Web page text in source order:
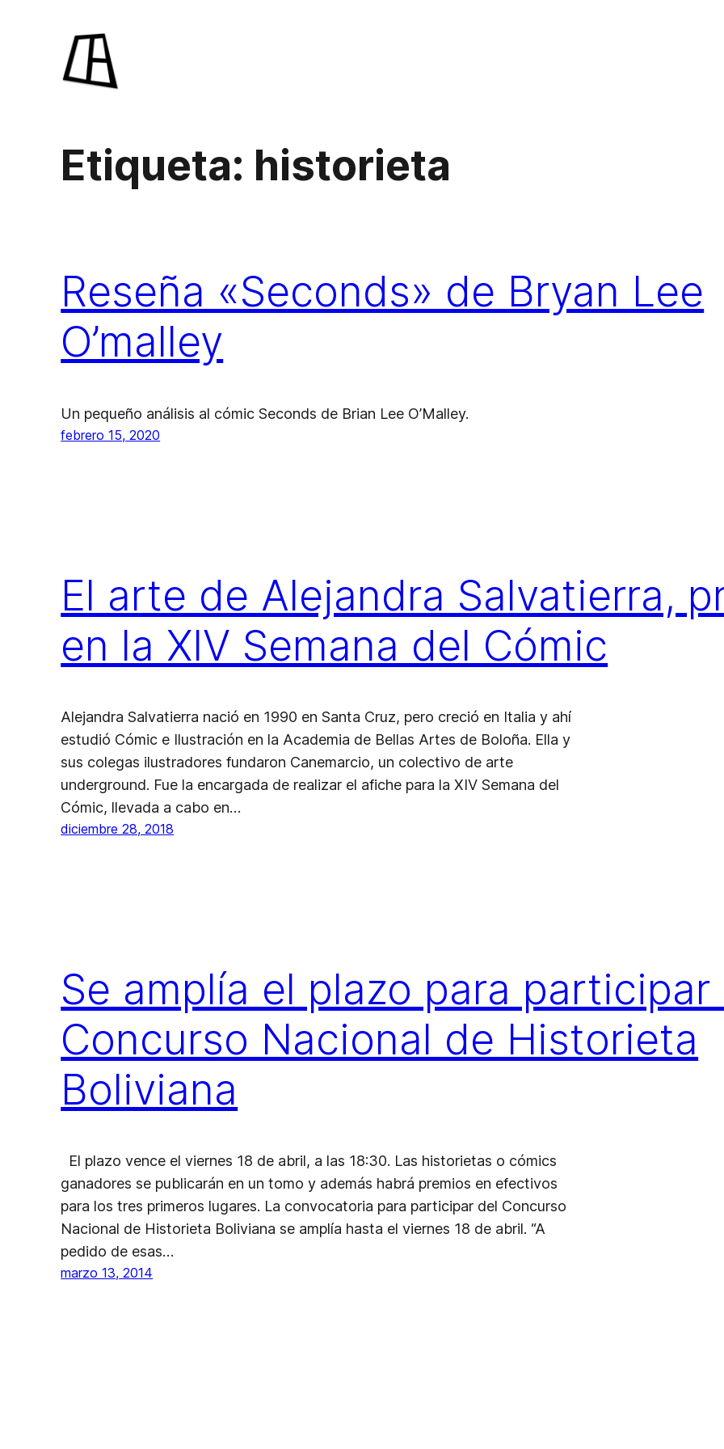
contenido
Etiqueta: historieta
Reseña «Seconds» de Bryan Lee
O’malley
Un pequeño análisis al cómic Seconds de Brian Lee O’Malley.
febrero 15, 2020
El arte de Alejandra Salvatierra,
en la XIV Semana del Cómic
Alejandra Salvatierra nació en 1990 en Santa Cruz, pero creció en Italia y ahí
estudió Cómic e Ilustración en la Academia de Bellas Artes de Boloña. Ella y
sus colegas ilustradores fundaron Canemarcio, un colectivo de arte
underground. Fue la encargada de realizar el afiche para la XIV Semana del
Cómic, llevada a cabo en…
diciembre 28, 2018
Se amplía el plazo para participar
Concurso Nacional de Historieta
Boliviana
El plazo vence el viernes 18 de abril, a las 18:30. Las historietas o cómics
ganadores se publicarán en un tomo y además habrá premios en efectivos
para los tres primeros lugares. La convocatoria para participar del Concurso
Nacional de Historieta Boliviana se amplía hasta el viernes 18 de abril. “A
pedido de esas…
marzo 13, 2014